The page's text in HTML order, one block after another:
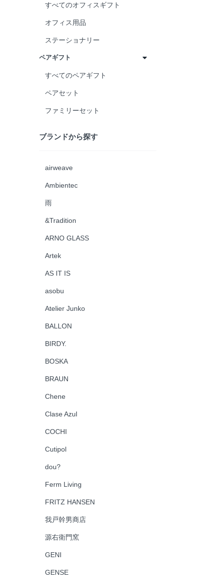
すべてのオフィスギフト
オフィス用品
ステーショナリー
ペアギフト
すべてのペアギフト
ペアセット
ファミリーセット
ブランドから探す
airweave
Ambientec
雨
&Tradition
ARNO GLASS
Artek
AS IT IS
asobu
Atelier Junko
BALLON
BIRDY.
BOSKA
BRAUN
Chene
Clase Azul
COCHI
Cutipol
dou?
Ferm Living
FRITZ HANSEN
我戸幹男商店
源右衛門窯
GENI
GENSE